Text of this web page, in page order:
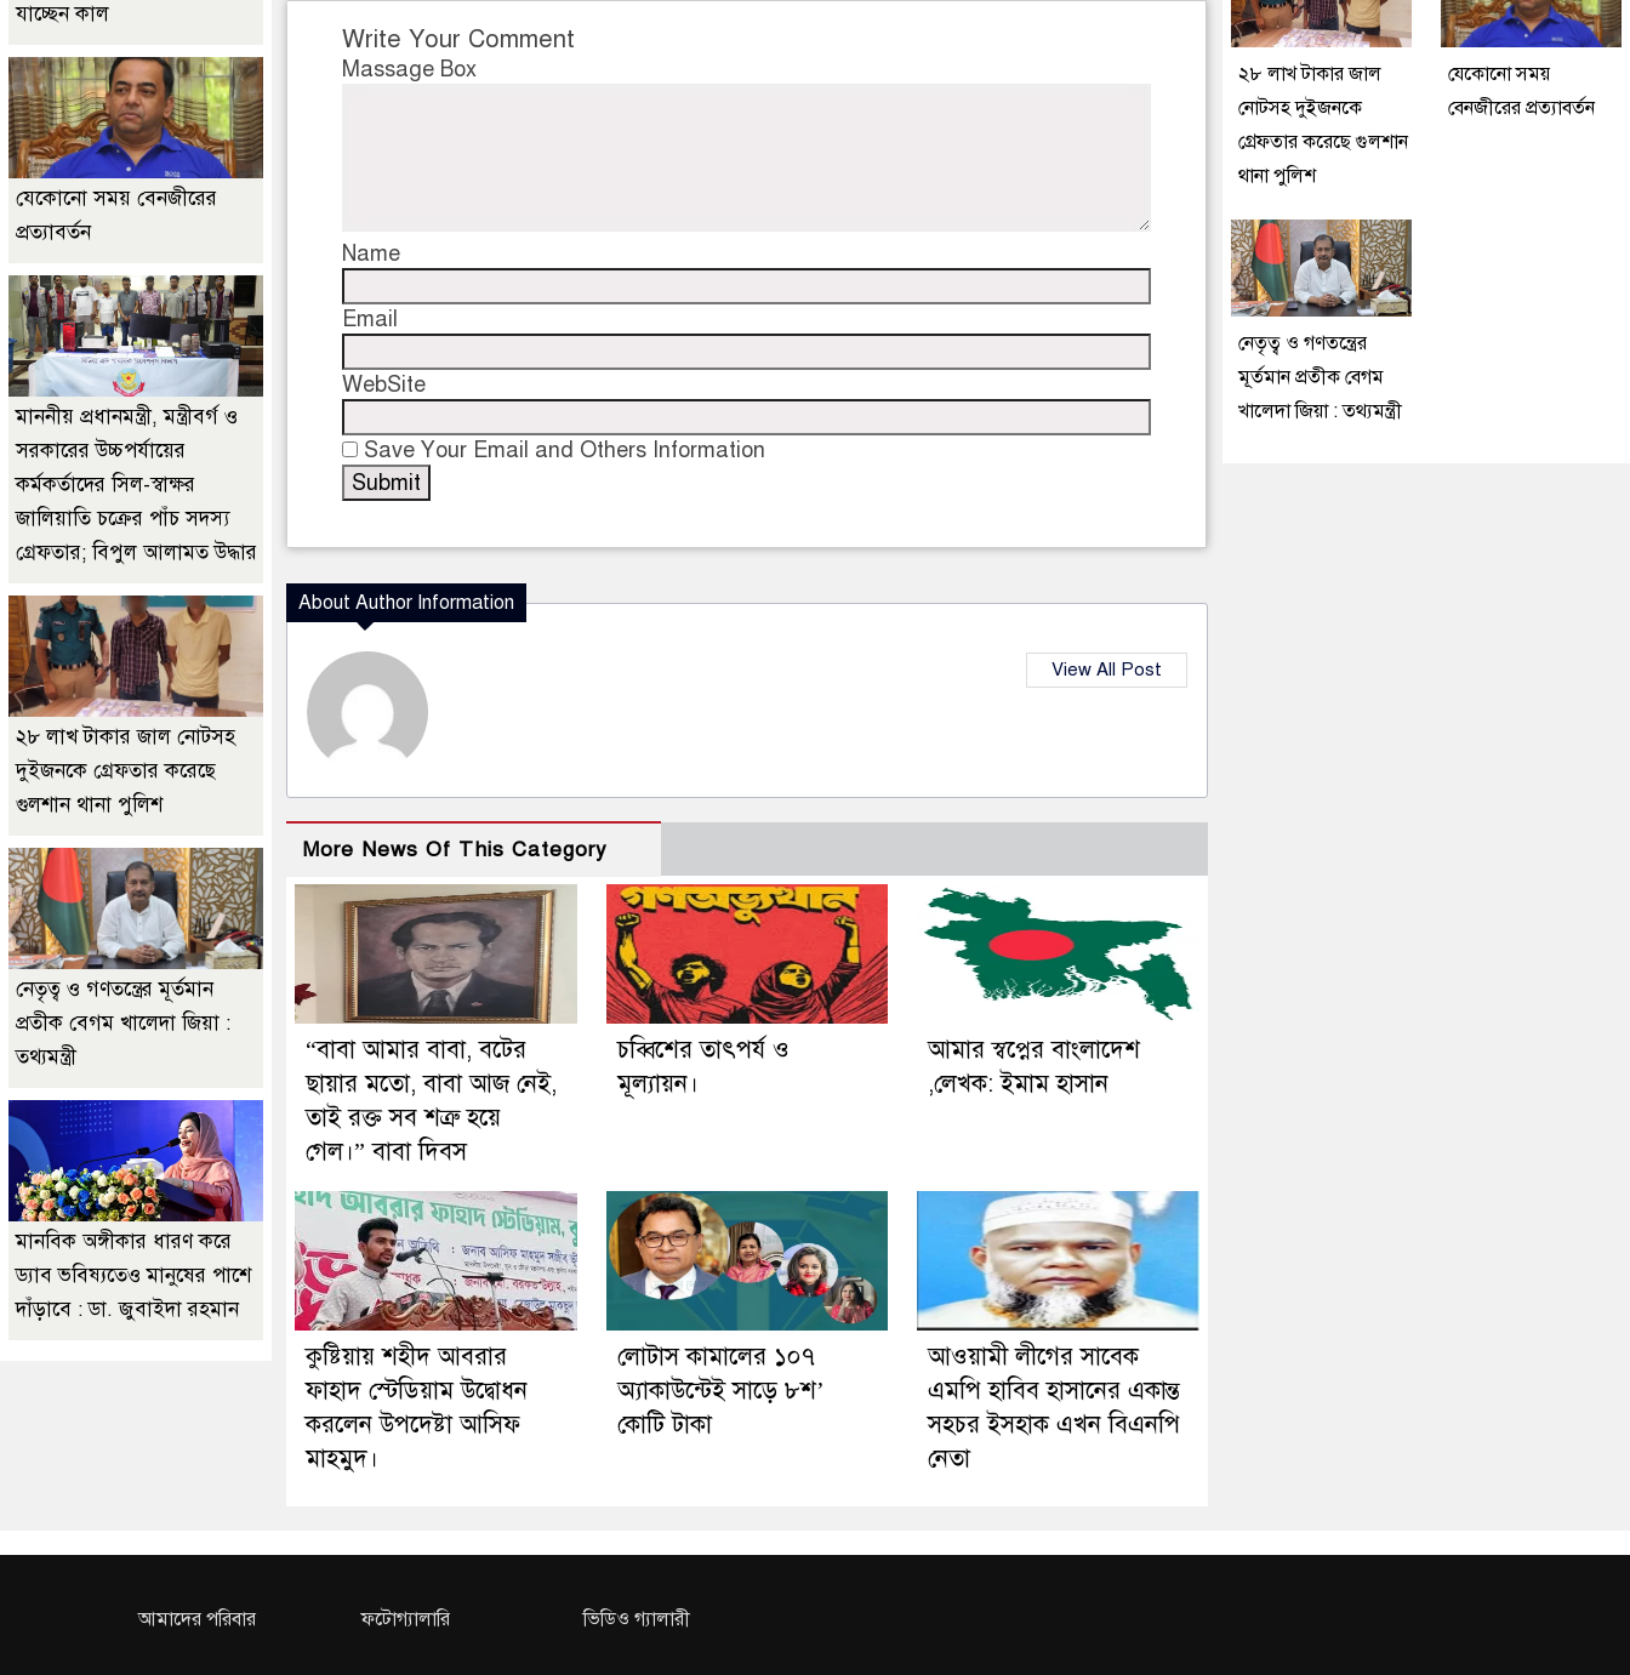
Write Your Comment
Massage Box
Name
Email
WebSite
Save Your Email and Others Information
About Author Information
View All Post
More News Of This Category
“বাবা আমার বাবা, বটের
ছায়ার মতো, বাবা আজ নেই,
তাই রক্ত সব শত্রু হয়ে
গেল।” বাবা দিবস
চব্বিশের তাৎপর্য ও
মূল্যায়ন।
আমার স্বপ্নের বাংলাদেশ
,লেখক: ইমাম হাসান
কুষ্টিয়ায় শহীদ আবরার
ফাহাদ স্টেডিয়াম উদ্বোধন
করলেন উপদেষ্টা আসিফ
মাহমুদ।
লোটাস কামালের ১০৭
অ্যাকাউন্টেই সাড়ে ৮শ’
কোটি টাকা
আওয়ামী লীগের সাবেক
এমপি হাবিব হাসানের একান্ত
সহচর ইসহাক এখন বিএনপি
নেতা
যাচ্ছেন কাল
যেকোনো সময় বেনজীরের
প্রত্যাবর্তন
মাননীয় প্রধানমন্ত্রী, মন্ত্রীবর্গ ও
সরকারের উচ্চপর্যায়ের
কর্মকর্তাদের সিল-স্বাক্ষর
জালিয়াতি চক্রের পাঁচ সদস্য
গ্রেফতার; বিপুল আলামত উদ্ধার
২৮ লাখ টাকার জাল নোটসহ
দুইজনকে গ্রেফতার করেছে
গুলশান থানা পুলিশ
নেতৃত্ব ও গণতন্ত্রের মূর্তমান
প্রতীক বেগম খালেদা জিয়া :
তথ্যমন্ত্রী
মানবিক অঙ্গীকার ধারণ করে
ড্যাব ভবিষ্যতেও মানুষের পাশে
দাঁড়াবে : ডা. জুবাইদা রহমান
২৮ লাখ টাকার জাল
নোটসহ দুইজনকে
গ্রেফতার করেছে গুলশান
থানা পুলিশ
যেকোনো সময়
বেনজীরের প্রত্যাবর্তন
নেতৃত্ব ও গণতন্ত্রের
মূর্তমান প্রতীক বেগম
খালেদা জিয়া : তথ্যমন্ত্রী
আমাদের পরিবার ফটোগ্যালারি ভিডিও গ্যালারী